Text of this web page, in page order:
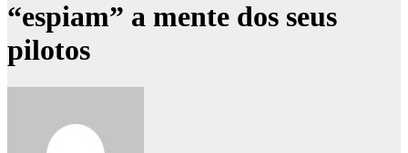
“espiam” a mente dos seus
pilotos